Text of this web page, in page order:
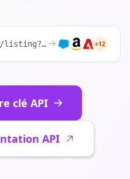
/api/v1/competitor/listing?website= https://
+12
clé API
API